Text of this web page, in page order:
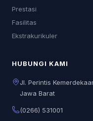
Prestasi
Fasilitas
Ekstrakurikuler
HUBUNGI KAMI
Jl. Perintis
Jawa Barat
(0266) 531001